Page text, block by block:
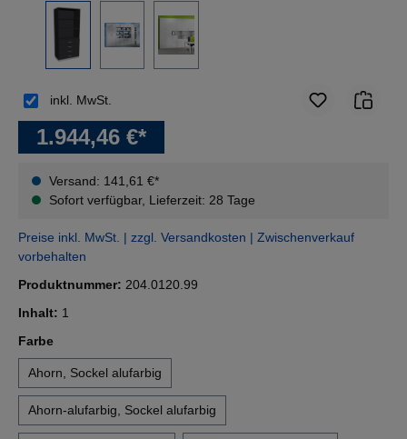
1.944,46 €*
Versand: 141,61 €*
Sofort verfügbar, Lieferzeit: 28 Tage
inkl. MwSt.
Preise inkl. MwSt. | zzgl. Versandkosten | Zwischenverkauf
vorbehalten
Produktnummer: 204.0120.99
Inhalt: 1
Farbeauswählen
Ahorn, Sockel alufarbig
Ahorn-alufarbig, Sockel alufarbig